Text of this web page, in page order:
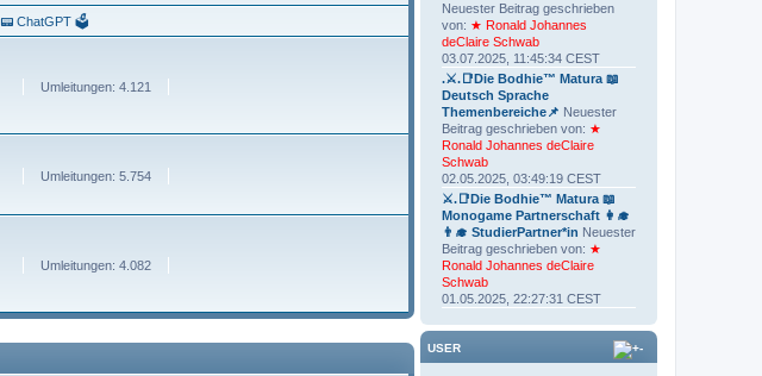
📟 ChatGPT 🗳
Umleitungen: 4.121
Umleitungen: 5.754
Umleitungen: 4.082
Neuester Beitrag geschrieben
von: ★ Ronald Johannes
deClaire Schwab
03.07.2025, 11:45:34 CEST
.⚔.📑Die Bodhie™ Matura 📖
Deutsch Sprache
Themenbereiche📌 Neuester
Beitrag geschrieben von: ★
Ronald Johannes deClaire
Schwab
02.05.2025, 03:49:19 CEST
⚔.📑Die Bodhie™ Matura 📖
Monogame Partnerschaft 👩‍🎓
👨‍🎓 StudierPartner*in Neuester
Beitrag geschrieben von: ★
Ronald Johannes deClaire
Schwab
01.05.2025, 22:27:31 CEST
USER